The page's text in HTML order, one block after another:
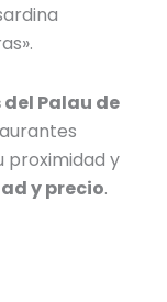
Palau de
proximidad y
y precio.